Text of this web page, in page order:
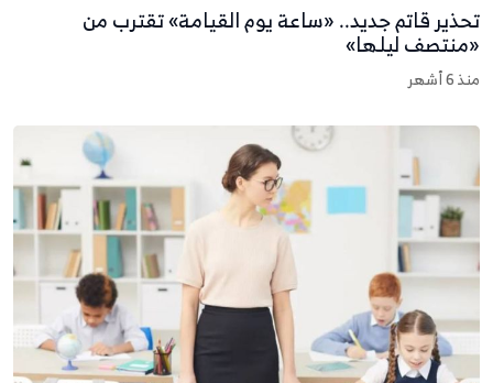
قاتم جديد.. «ساعة يوم القيامة» تقترب من
ليلها»
6 أشهر